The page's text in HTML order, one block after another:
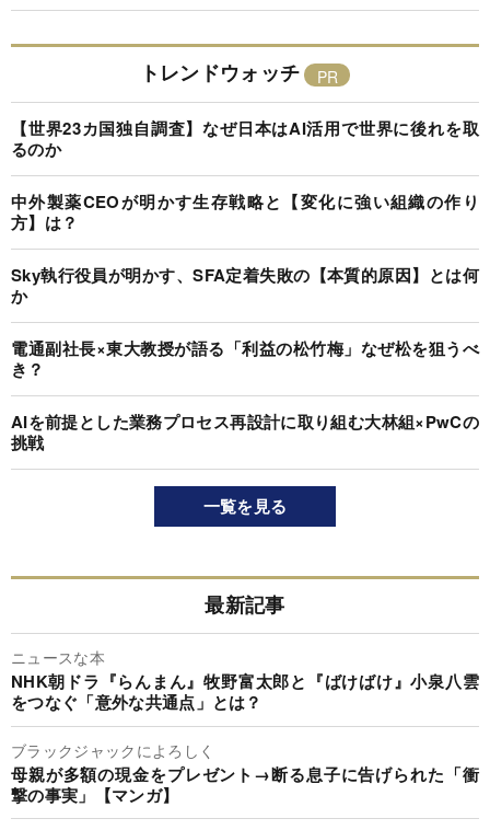
トレンドウォッチ
【世界23カ国独自調査】なぜ日本はAI活用で世界に後れを取
るのか
中外製薬CEOが明かす生存戦略と【変化に強い組織の作り
方】は？
Sky執行役員が明かす、SFA定着失敗の【本質的原因】とは何
か
電通副社長×東大教授が語る「利益の松竹梅」なぜ松を狙うべ
き？
AIを前提とした業務プロセス再設計に取り組む大林組×PwCの
挑戦
一覧を見る
最新記事
ニュースな本
NHK朝ドラ『らんまん』牧野富太郎と『ばけばけ』小泉八雲
をつなぐ「意外な共通点」とは？
ブラックジャックによろしく
母親が多額の現金をプレゼント→断る息子に告げられた「衝
撃の事実」【マンガ】